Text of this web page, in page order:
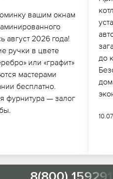
вашим окнам
август 2026 года!
ручки в цвете
или «графит»
мастерами
бесплатно.
фурнитура — залог
до